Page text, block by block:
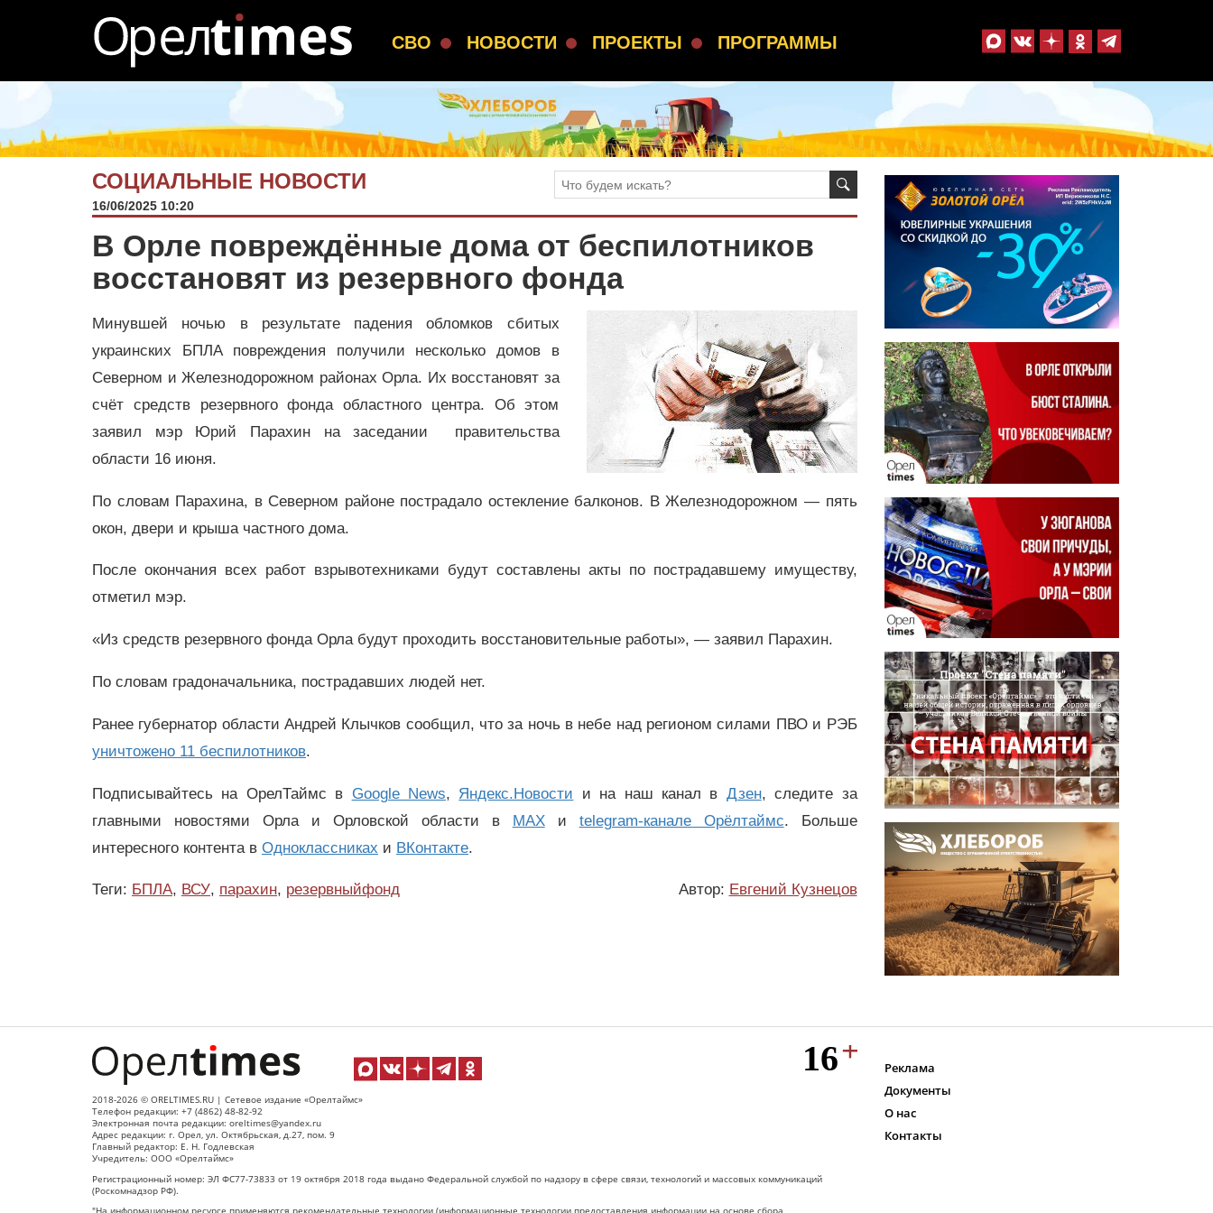
СВО НОВОСТИ ПРОЕКТЫ ПРОГРАММЫ
СОЦИАЛЬНЫЕ НОВОСТИ
16/06/2025 10:20
В Орле повреждённые дома от беспилотников
восстановят из резервного фонда
Минувшей ночью в результате падения обломков сбитых
украинских БПЛА повреждения получили несколько домов в
Северном и Железнодорожном районах Орла. Их восстановят за
счёт средств резервного фонда областного центра. Об этом
заявил мэр Юрий Парахин на заседании правительства
области 16 июня.
По словам Парахина, в Северном районе пострадало остекление балконов. В Железнодорожном — пять
окон, двери и крыша частного дома.
После окончания всех работ взрывотехниками будут составлены акты по пострадавшему имуществу,
отметил мэр.
«Из средств резервного фонда Орла будут проходить восстановительные работы», — заявил Парахин.
По словам градоначальника, пострадавших людей нет.
Ранее губернатор области Андрей Клычков сообщил, что за ночь в небе над регионом силами ПВО и РЭБ
уничтожено 11 беспилотников.
Подписывайтесь на ОрелТаймс в Google News, Яндекс.Новости и на наш канал в Дзен, следите за
главными новостями Орла и Орловской области в MAXи telegram-канале Орёлтаймс. Больше
интересного контента в Одноклассниках и ВКонтакте.
Теги: БПЛА, ВСУ, парахин, резервныйфонд Автор: Евгений Кузнецов
2018-2026 © ORELTIMES.RU | Сетевое издание «Орелтаймс»
Телефон редакции: +7 (4862) 48-82-92
Электронная почта редакции: oreltimes@yandex.ru
Адрес редакции: г. Орел, ул. Октябрьская, д.27, пом. 9
Главный редактор: Е. Н. Годлевская
Учредитель: ООО «Орелтаймс»
Регистрационный номер: ЭЛ ФС77-73833 от 19 октября 2018 года выдано Федеральной службой по надзору в сфере связи, технологий и массовых коммуникаций
(Роскомнадзор РФ).
Реклама
Документы
О нас
Контакты